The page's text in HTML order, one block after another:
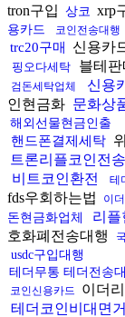
tron구입 상코 xrp
용카드
코인전송대행
trc20구매 신용카
핑오다세탁 블테판
검돈세탁업체 신용
인현금화 문화상
해외선물현금인출
핸드폰결제세탁
트론리플코인전송
비트코인환전 테
fds우회하는법
이
돈현금화업체
리플
호화폐전송대행
usdc구입대행
테더무통 테더전송
코인신용카드 이더
테더코인비대면